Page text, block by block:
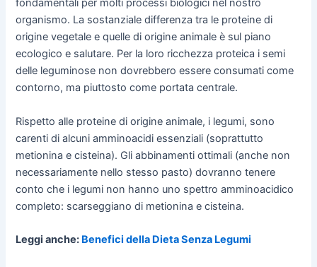
fondamentali per molti processi biologici nel nostro
organismo. La sostanziale differenza tra le proteine di
origine vegetale e quelle di origine animale è sul piano
ecologico e salutare. Per la loro ricchezza proteica i semi
delle leguminose non dovrebbero essere consumati come
contorno, ma piuttosto come portata centrale.
Rispetto alle proteine di origine animale, i legumi, sono
carenti di alcuni amminoacidi essenziali (soprattutto
metionina e cisteina). Gli abbinamenti ottimali (anche non
necessariamente nello stesso pasto) dovranno tenere
conto che i legumi non hanno uno spettro amminoacidico
completo: scarseggiano di metionina e cisteina.
Leggi anche: Benefici della Dieta Senza Legumi